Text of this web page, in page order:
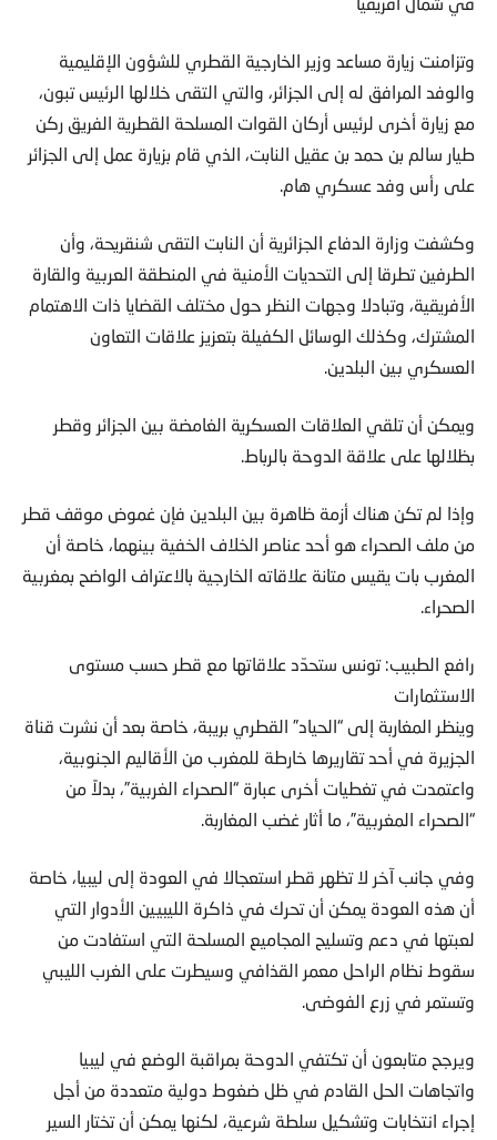
وتزامنت زيارة مساعد وزير الخارجية القطري للشؤون الإقليمية
والوفد المرافق له إلى الجزائر، والتي التقى خلالها الرئيس تبون،
مع زيارة أخرى لرئيس أركان القوات المسلحة القطرية الفريق ركن
طيار سالم بن حمد بن عقيل النابت، الذي قام بزيارة عمل إلى الجزائر
على رأس وفد عسكري هام.
وكشفت وزارة الدفاع الجزائرية أن النابت التقى شنقريحة، وأن
الطرفين تطرقا إلى التحديات الأمنية في المنطقة العربية والقارة
الأفريقية، وتبادلا وجهات النظر حول مختلف القضايا ذات الاهتمام
المشترك، وكذلك الوسائل الكفيلة بتعزيز علاقات التعاون
العسكري بين البلدين.
ويمكن أن تلقي العلاقات العسكرية الغامضة بين الجزائر وقطر
بظلالها على علاقة الدوحة بالرباط.
وإذا لم تكن هناك أزمة ظاهرة بين البلدين فإن غموض موقف قطر
من ملف الصحراء هو أحد عناصر الخلاف الخفية بينهما، خاصة أن
المغرب بات يقيس متانة علاقاته الخارجية بالاعتراف الواضح بمغربية
الصحراء.
رافع الطبيب: تونس ستحدّد علاقاتها مع قطر حسب مستوى
الاستثمارات
وينظر المغاربة إلى “الحياد” القطري بريبة، خاصة بعد أن نشرت قناة
الجزيرة في أحد تقاريرها خارطة للمغرب من الأقاليم الجنوبية،
واعتمدت في تغطيات أخرى عبارة “الصحراء الغربية”، بدلاً من
“الصحراء المغربية”، ما أثار غضب المغاربة.
وفي جانب آخر لا تظهر قطر استعجالا في العودة إلى ليبيا، خاصة
أن هذه العودة يمكن أن تحرك في ذاكرة الليبيين الأدوار التي
لعبتها في دعم وتسليح المجاميع المسلحة التي استفادت من
سقوط نظام الراحل معمر القذافي وسيطرت على الغرب الليبي
وتستمر في زرع الفوضى.
ويرجح متابعون أن تكتفي الدوحة بمراقبة الوضع في ليبيا
واتجاهات الحل القادم في ظل ضغوط دولية متعددة من أجل
إجراء انتخابات وتشكيل سلطة شرعية، لكنها يمكن أن تختار السير